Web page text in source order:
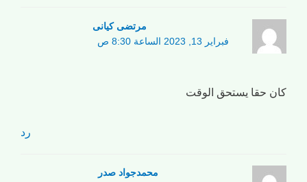
مرتضی کیانی
فبراير 13, 2023 الساعة 8:30 ص
كان حقا يستحق الوقت
رد
محمدجواد صدر